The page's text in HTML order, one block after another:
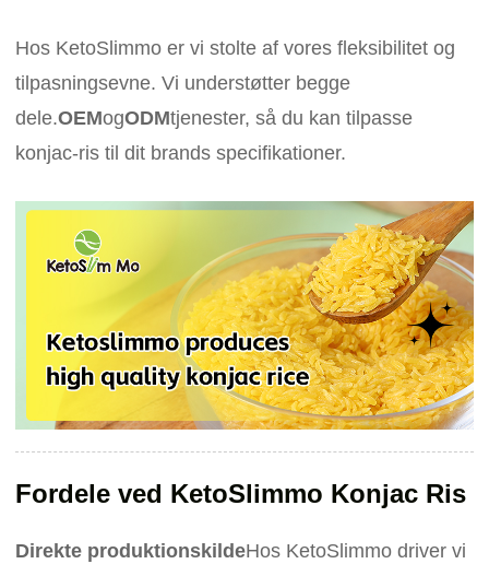
Hos KetoSlimmo er vi stolte af vores fleksibilitet og
tilpasningsevne. Vi understøtter begge
dele.OEMogODMtjenester, så du kan tilpasse
konjac-ris til dit brands specifikationer.
Fordele ved KetoSlimmo Konjac Ris
Direkte produktionskildeHos KetoSlimmo driver vi